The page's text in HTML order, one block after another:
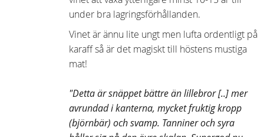
under bra lagringsförhållanden.
Vinet är ännu lite ungt men lufta ordentligt på
karaff så är det magiskt till höstens mustiga
mat!
"Detta är snäppet bättre än lillebror [..] mer
avrundad i kanterna, mycket fruktig kropp
(björnbär) och svamp. Tanniner och syra